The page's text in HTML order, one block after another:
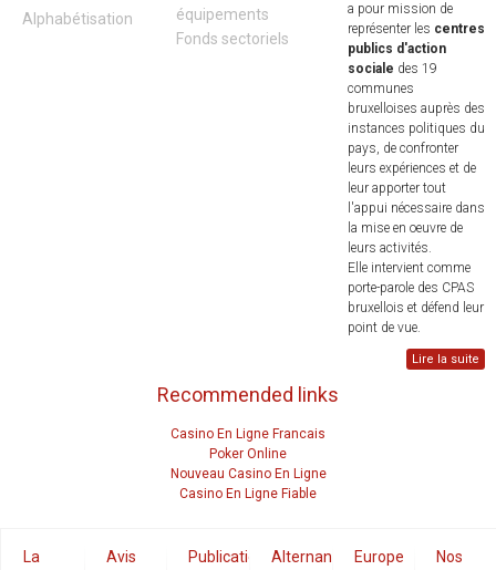
Alphabétisation
équipements
Fonds sectoriels
a pour mission de
représenter les centres
publics d'action
sociale des 19
communes
bruxelloises auprès des
instances politiques du
pays, de confronter
leurs expériences et de
leur apporter tout
l'appui nécessaire dans
la mise en oeuvre de
leurs activités.
Elle intervient comme
porte-parole des CPAS
bruxellois et défend leur
point de vue.
Lire la suite
Recommended links
Casino En Ligne Francais
Poker Online
Nouveau Casino En Ligne
Casino En Ligne Fiable
La
Avis PublicationsAlternance Europe
Nos